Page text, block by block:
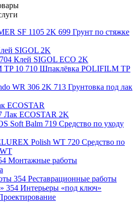
Грунт по стяжке
SIGOL 2K
Клей SIGOL ECO 2K
Шпаклёвка POLIFILM TP
Грунтовка под лак
ECOSTAR
Лак ECOSTAR 2K
Средство по уходу
Средство по
Монтажные работы
Реставрационные работы
Интерьеры «под ключ»